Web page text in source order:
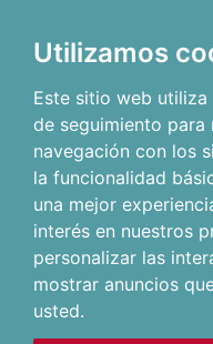
Utilizamos
Este sitio web
de seguimiento para
navegación con los
la funcionalidad
una mejor
interés en nuestros
personalizar las
mostrar anuncios
usted.